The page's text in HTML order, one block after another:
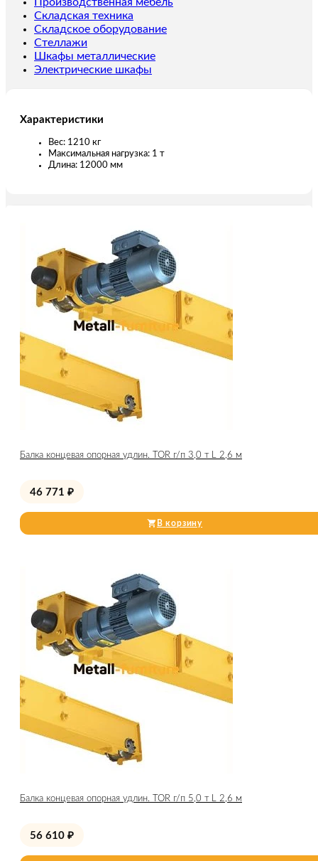
т
пролет
12,0
м
Складская техника
Складское оборудование
Стеллажи
Шкафы металлические
Электрические шкафы
Характеристики
Вес: 1210 кг
Максимальная нагрузка: 1 т
Длина: 12000 мм
Балка концевая опорная удлин. TOR г/п 3,0 т L 2,6 м
46 771 ₽
В корзину
Балка концевая опорная удлин. TOR г/п 5,0 т L 2,6 м
56 610 ₽